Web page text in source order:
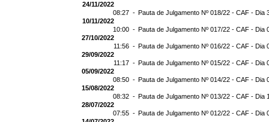
24/11/2022
08:27 - Pauta de Julgamento Nº 018/22 - CAF - Dia
10/11/2022
10:00 - Pauta de Julgamento Nº 017/22 - CAF - Dia
27/10/2022
11:56 - Pauta de Julgamento Nº 016/22 - CAF - Dia
29/09/2022
11:17 - Pauta de Julgamento Nº 015/22 - CAF - Dia
05/09/2022
08:50 - Pauta de Julgamento Nº 014/22 - CAF - Dia
15/08/2022
08:32 - Pauta de Julgamento Nº 013/22 - CAF - Dia
28/07/2022
07:55 - Pauta de Julgamento Nº 012/22 - CAF - Dia